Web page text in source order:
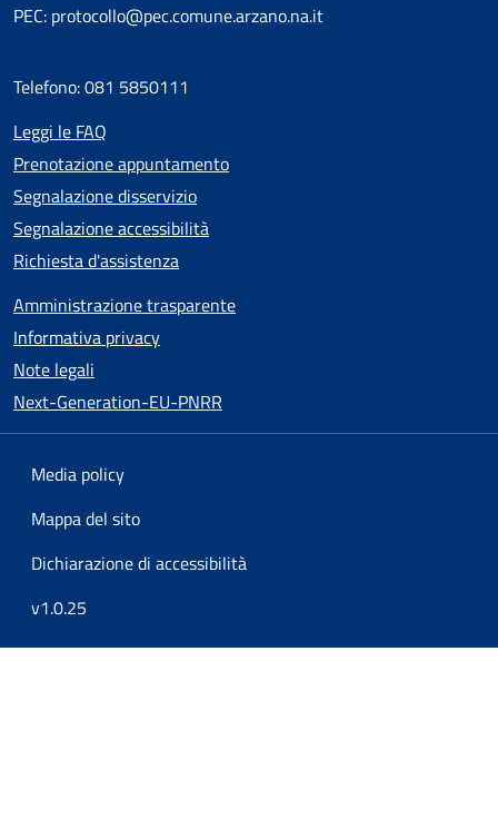
PEC: protocollo@pec.comune.arzano.na.it
Telefono: 081 5850111
Leggi le FAQ
Prenotazione appuntamento
Segnalazione disservizio
Segnalazione accessibilità
Richiesta d'assistenza
Amministrazione trasparente
Informativa privacy
Note legali
Next-Generation-EU-PNRR
Media policy
Mappa del sito
Dichiarazione di accessibilità
v1.0.25